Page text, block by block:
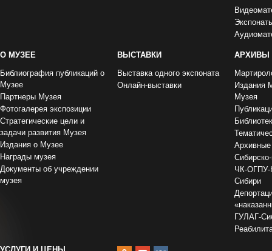
О МУЗЕЕ
Библиография публикаций о
Музее
Партнеры Музея
Фотогалерея экспозиции
Стратегические цели и
задачи развития Музея
Издания о Музее
Награды музея
Документы об учреждении
музея
ВЫСТАВКИ
Выставка одного экспоната
Онлайн-выставки
АРХИВЫ
Издания
Музея
ЧК-
Сибири
ГУЛАГ-